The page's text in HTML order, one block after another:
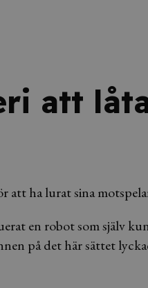
att
att ha lurat sina
en robot som själv
på det här sättet